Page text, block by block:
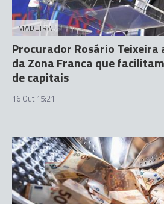
MADEIRA
Procurador Rosário
da Zona Franca que
de capitais
16 Out 15:21